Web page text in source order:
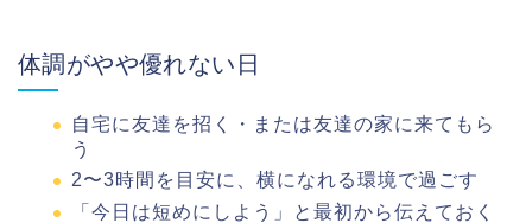
体調がやや優れない日
自宅に友達を招く・または友達の家に来てもら
う
2〜3時間を目安に、横になれる環境で過ごす
「今日は短めにしよう」と最初から伝えておく